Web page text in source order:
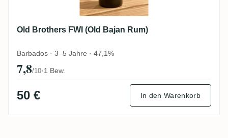
Old Brothers FWI (Old Bajan Rum)
Barbados · 3–5 Jahre · 47,1%
7,8/10·1 Bew.
50 € In den Warenkorb